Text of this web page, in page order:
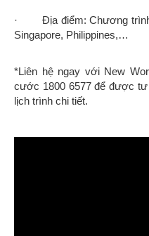
· Địa điểm: Chương trình
Singapore, Philippines,…
*Liên hệ ngay với New
cước 1800 6577 để được
lịch trình chi tiết.